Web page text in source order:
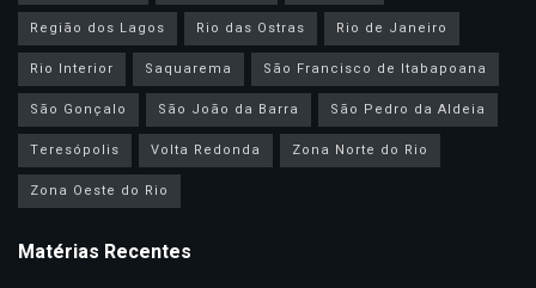
Região dos Lagos
Rio das Ostras
Rio de Janeiro
Rio Interior
Saquarema
São Francisco de Itabapoana
São Gonçalo
São João da Barra
São Pedro da Aldeia
Teresópolis
Volta Redonda
Zona Norte do Rio
Zona Oeste do Rio
Matérias Recentes